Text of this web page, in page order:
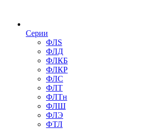
Серии
ФЛS
ФЛД
ФЛКБ
ФЛКР
ФЛС
ФЛТ
ФЛТн
ФЛШ
ФЛЭ
ФТЛ